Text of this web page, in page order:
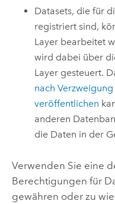
Datasets, die für
registriert sind,
Layer bearbeitet
wird dabei über
Layer gesteuert.
nach
veröffentlichen
anderen
die Daten in der
Verwenden Sie eine
Berechtigungen für
gewähren oder zu